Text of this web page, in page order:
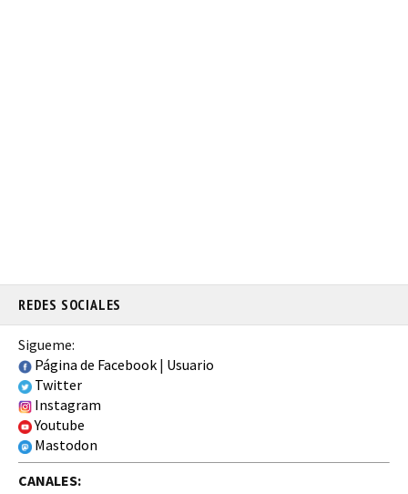
REDES SOCIALES
Sigueme:
Página de Facebook | Usuario
Twitter
Instagram
Youtube
Mastodon
CANALES: